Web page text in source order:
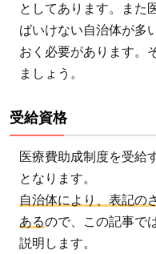
名古屋
市の助
成内容
3
と
り
親
に
と
っ
て
としてあります。また
ばいけない自治体が多
おく必要があります。
ましょう。
受給資格
医療費助成制度を受給
となります。
自治体により、表記の
あるので、この記事で
説明します。